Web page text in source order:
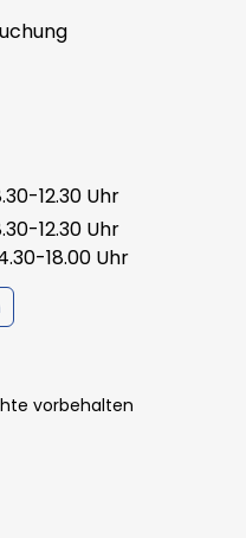
12.30 Uhr
12.30 Uhr
18.00 Uhr
vorbehalten